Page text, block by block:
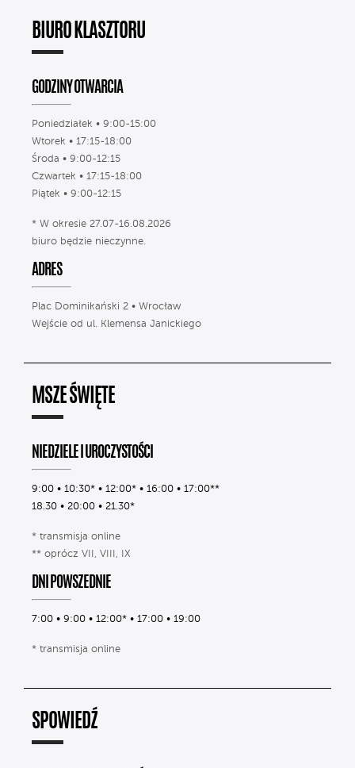
BIURO KLASZTORU
GODZINY OTWARCIA
Poniedziałek • 9:00-15:00
Wtorek • 17:15-18:00
Środa • 9:00-12:15
Czwartek • 17:15-18:00
Piątek • 9:00-12:15
* W okresie 27.07-16.08.2026
biuro będzie nieczynne.
ADRES
Plac Dominikański 2 • Wrocław
Wejście od ul. Klemensa Janickiego
MSZE ŚWIĘTE
NIEDZIELE I UROCZYSTOŚCI
9:00 • 10:30* • 12:00* • 16:00 • 17:00**
18.30 • 20:00 • 21.30*
* transmisja online
** oprócz VII, VIII, IX
DNI POWSZEDNIE
7:00 • 9:00 • 12:00* • 17:00 • 19:00
* transmisja online
SPOWIEDŹ